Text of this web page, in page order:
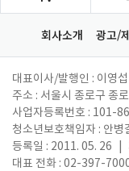
회사소개 광고/
대표이사/발행인 : 이영섭
주소 : 서울시 종로구 종
사업자등록번호 : 101-
청소년보호책임자 : 안병
등록일 : 2011. 05. 26
대표 전화 : 02-397-